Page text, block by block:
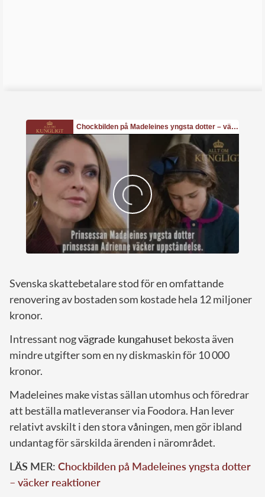
Svenska skattebetalare stod för en omfattande
renovering av bostaden som kostade hela 12 miljoner
kronor.
Intressant nogvägrade kungahusetbekosta även
mindre utgifter som en ny diskmaskin för 10 000
kronor.
Madeleines make vistas sällan utomhus och föredrar
att beställa matleveranser via Foodora. Han lever
relativt avskilt i den stora våningen, men gör ibland
undantag för särskilda ärenden i närområdet.
LÄS MER: Chockbilden på Madeleines yngsta dotter
– väcker reaktioner